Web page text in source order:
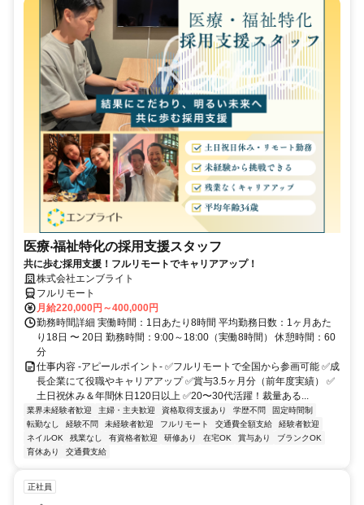
医療‧福祉特化の採用支援スタッフ
共に歩む採用支援！フルリモートでキャリアアップ！
株式会社エンブライト
フルリモート
月給220,000円～400,000円
勤務時間詳細 実働時間：1日あたり8時間 平均勤務日数：1ヶ月あた
り18日 〜 20日 勤務時間：9:00～18:00（実働8時間） 休憩時間：60
分
仕事内容 -アピールポイント- ✅フルリモートで全国から参画可能 ✅成
長企業にて役職やキャリアアップ ✅賞与3.5ヶ月分（前年度実績） ✅
土日祝休み＆年間休日120日以上 ✅20〜30代活躍！裁量ある...
業界未経験者歓迎 主婦・主夫歓迎 資格取得支援あり 学歴不問
固定時間制
転勤なし
経験不問 未経験者歓迎 フルリモート 交通費全額支給
経験者歓迎
ネイルOK
残業なし 有資格者歓迎 研修あり 在宅OK 賞与あり
ブランクOK
育休あり
交通費支給
正社員